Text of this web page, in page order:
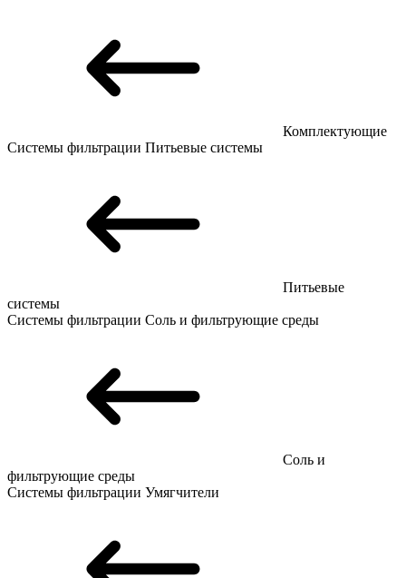
Комплектующие
Системы фильтрации Питьевые системы
Питьевые
системы
Системы фильтрации Соль и фильтрующие среды
Соль и
фильтрующие среды
Системы фильтрации Умягчители